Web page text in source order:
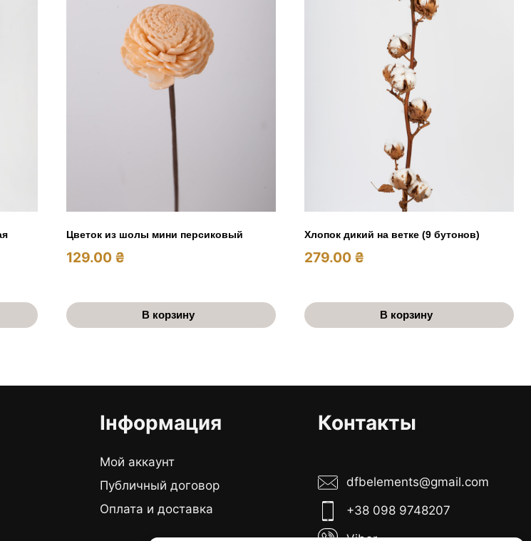
Цветок из шолы мини персиковый
129.00 ₴
В корзину
Хлопок дикий на ветке (9 бутонов)
279.00 ₴
В корзину
Інформация
Мой аккаунт
Публичный договор
Оплата и доставка
Контакты
dfbelements@gmail.com
+38 098 9748207